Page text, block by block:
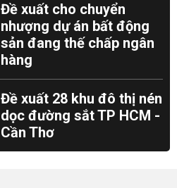
Đề xuất cho chuyển
nhượng dự án bất động
sản đang thế chấp ngân
hàng
Đề xuất 28 khu đô thị nén
dọc đường sắt TP HCM -
Cần Thơ